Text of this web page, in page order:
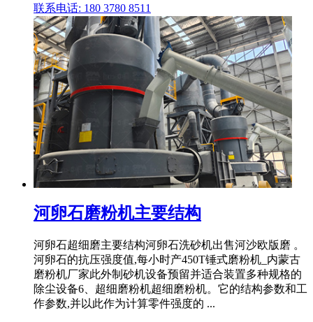
联系电话: 180 3780 8511
河卵石磨粉机主要结构
河卵石超细磨主要结构河卵石洗砂机出售河沙欧版磨 。
河卵石的抗压强度值,每小时产450T锤式磨粉机_内蒙古
磨粉机厂家此外制砂机设备预留并适合装置多种规格的
除尘设备6、超细磨粉机超细磨粉机。它的结构参数和工
作参数,并以此作为计算零件强度的 ...